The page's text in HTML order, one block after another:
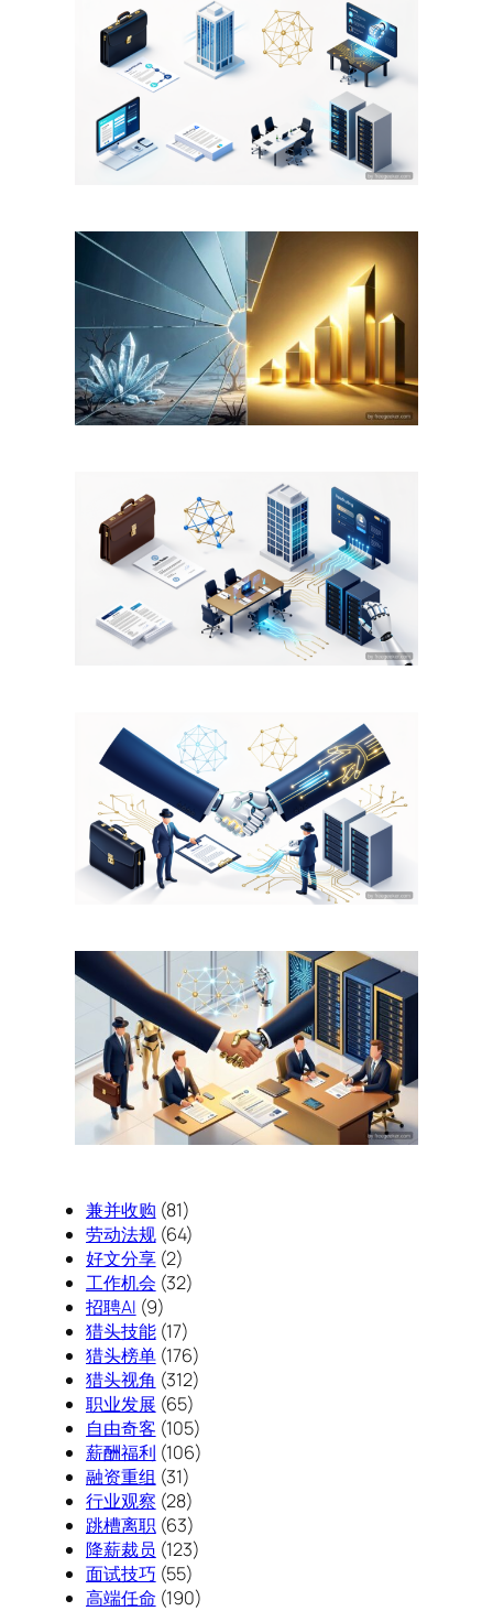
兼并收购 (81)
劳动法规(64)
好文分享(2)
工作机会 (32)
招聘AI (9)
猎头技能(17)
猎头榜单(176)
猎头视角 (312)
职业发展 (65)
自由奇客 (105)
薪酬福利 (106)
融资重组 (31)
行业观察 (28)
跳槽离职(63)
降薪裁员 (123)
面试技巧 (55)
高端任命 (190)